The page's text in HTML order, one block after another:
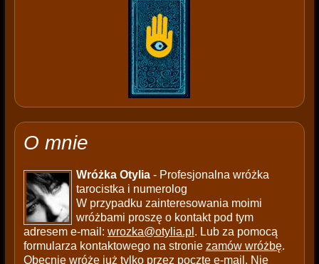
O mnie
Wróżka Otylia- Profesjonalna wróżka
tarocistka i numerolog
W przypadku zainteresowania moimi
wróżbami proszę o kontakt pod tym
adresem e-mail: wrozka@otylia.pl . Lub za pomocą
formularza kontaktowego na stronie zamów wróżbę.
Obecnie wróżę już tylko przez pocztę e-mail. Nie